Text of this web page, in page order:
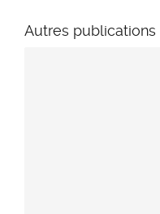
Autres publications